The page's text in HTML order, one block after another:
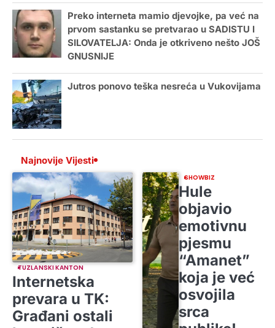
Preko interneta mamio djevojke, pa već na
prvom sastanku se pretvarao u SADISTU I
SILOVATELJA: Onda je otkriveno nešto JOŠ
GNUSNIJE
Jutros ponovo teška nesreća u Vukovijama
Najnovije Vijesti
TUZLANSKI KANTON
Internetska
prevara u TK:
Građani ostali
SHOWBIZ
Hule
objavio
emotivnu
pjesmu
“Amanet”
koja je već
osvojila
srca